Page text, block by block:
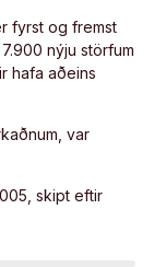
fyrst og fremst
nýju störfum
hafa aðeins
var
skipt eftir